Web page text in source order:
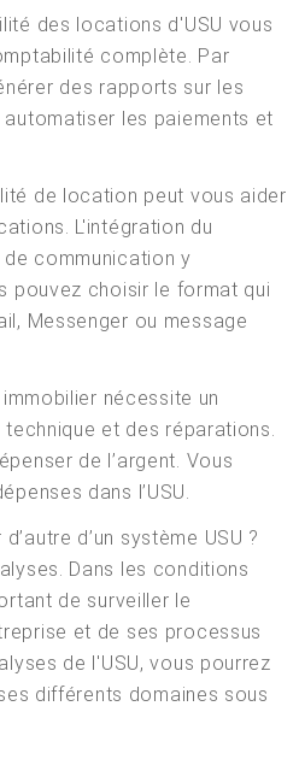
des locations d'USU vous
complète. Par
des rapports sur les
les paiements et
de location peut vous aider
L'intégration du
communication y
pouvez choisir le format qui
Messenger ou message
nécessite un
et des réparations.
de l’argent. Vous
dans l’USU.
d’un système USU ?
Dans les conditions
de surveiller le
et de ses processus
de l'USU, vous pourrez
différents domaines sous